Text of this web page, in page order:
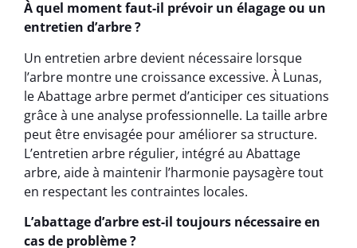
À quel moment faut-il prévoir un élagage ou un
entretien d’arbre ?
Un entretien arbre devient nécessaire lorsque
l’arbre montre une croissance excessive. À Lunas,
le Abattage arbre permet d’anticiper ces situations
grâce à une analyse professionnelle. La taille arbre
peut être envisagée pour améliorer sa structure.
L’entretien arbre régulier, intégré au Abattage
arbre, aide à maintenir l’harmonie paysagère tout
en respectant les contraintes locales.
L’abattage d’arbre est-il toujours nécessaire en
cas de problème ?